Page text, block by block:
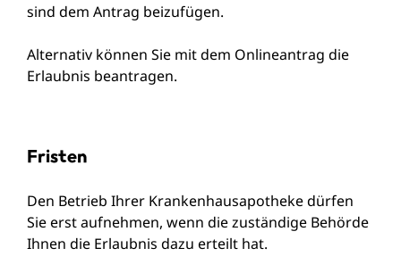
sind dem Antrag beizufügen.
Alternativ können Sie mit dem Onlineantrag die
Erlaubnis beantragen.
Fristen
Den Betrieb Ihrer Krankenhausapotheke dürfen
Sie erst aufnehmen, wenn die zuständige Behörde
Ihnen die Erlaubnis dazu erteilt hat.